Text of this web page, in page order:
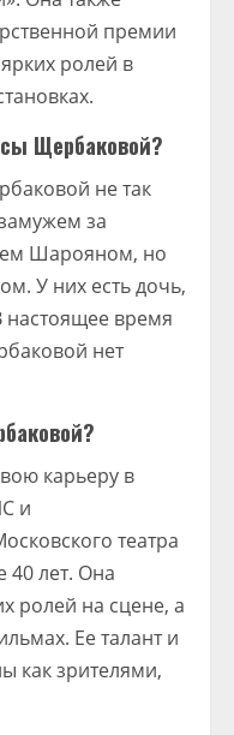
премии
ролей в
Щербаковой?
не так
за
Шарояном, но
У них есть дочь,
настоящее время
нет
карьеру в
и
театра
40 лет. Она
ролей на сцене, а
Ее талант и
как зрителями,